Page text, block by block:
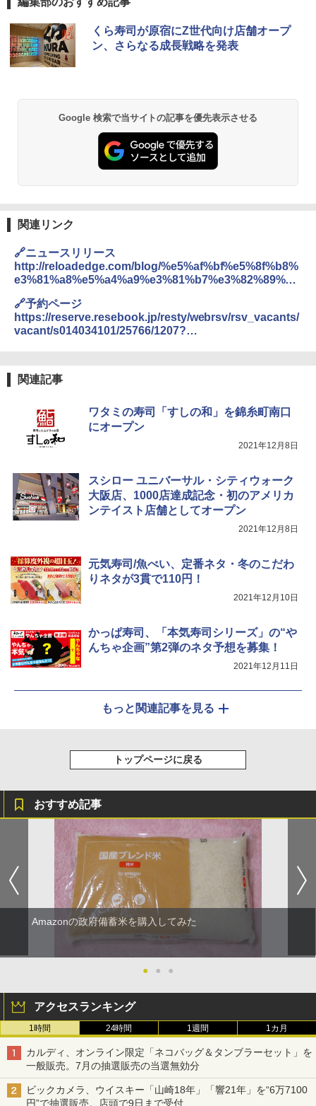
チキンラーメン どんぶり 85g×12個 日清
食品 インスタント カップ麺
【公式】ブタメン とんこつ味 35g×15個
| 業務用 夜食 カップラーメン ミニカップ
麺 小腹 インスタント アウトドアにも ロ
ーリングストック 大人買い おやつカン
パニー
3
￥2,323
カップヌードル カップヌードルPRO し
￥2,885
【セット買い】[山善] スチームオーブン
レンジ 25L 一人暮らし 二人暮らし フラ
ットテーブル スチーム調理 自動メニュ
洗米モード 保温 予約機能 ブラック AMR
C-10M(B)
￥30,280
￥44,367
3
[山善] スチームオーブンレンジ 省エネ
TOSHIBA(東芝) スチームオーブンレン
0℃ 1段調理 フラットテーブル 電子レン
ジ 赤外線センサー ノンフライ調理 簡単
お手入れ 小型 新生活 一人暮らし 二人暮
らし ファミリー
5
AX-XJ1-B ブラック 30L 2段調理 コンベ
￥44,800
くら寿司が原宿にZ世代向け店舗オープ
ン、さらなる成長戦略を発表
Google 検索で当サイトの記事を優先表示させる
関連リンク
🔗ニュースリリース
http://reloadedge.com/blog/%e5%af%bf%e5%8f%b8%
e3%81%a8%e5%a4%a9%e3%81%b7%e3%82%89%e3
5%bd%e3%81%97%e3%82%81%e3%82%8b%e3%81
%8a%e5%ba%97%e3%80%8e%e5%af%bf%e5%8f%b8
%e3%81%ae%e6%83%91%e6%98%9fsu/
🔗予約ページ
https://reserve.resebook.jp/resty/webrsv/rsv_vacants/
vacant/s014034101/25766/1207?
関連記事
ワタミの寿司「すしの和」を錦糸町南口
にオープン
2021年12月8日
スシロー ユニバーサル・シティウォーク
大阪店、1000店達成記念・初のアメリカ
ンテイスト店舗としてオープン
2021年12月8日
元気寿司/魚べい、定番ネタ・冬のこだわ
りネタが3貫で110円！
2021年12月10日
かっぱ寿司、「本気寿司シリーズ」の“や
んちゃ企画”第2弾のネタ予想を募集！
2021年12月11日
もっと関連記事を見る
トップページに戻る
おすすめ記事
Amazonの政府備蓄米を購入してみた
● ● ●
アクセスランキング
1時間 24時間 1週間 1カ月
カルディ、オンライン限定「ネコバッグ＆タンブラーセット」を
一般販売。7月の抽選販売の当選無効分
ビックカメラ、ウイスキー「山崎18年」「響21年」を“6万7100
円”で抽選販売。店頭で9日まで受付